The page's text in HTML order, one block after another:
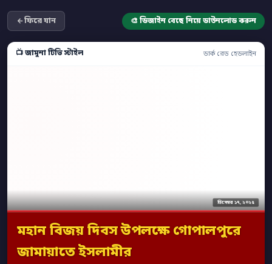
ফিরে যান 🎨 ডিজাইন বেছে নিয়ে ডাউনলোড করুন
📺 জামুনা টিভি স্টাইল ডার্ক রেড হেডলাইন
ডিসেম্বর ১৭, ২০২৫
মহান বিজয় দিবস উপলক্ষে গোপালপুরে
জামায়াতে ইসলামীর